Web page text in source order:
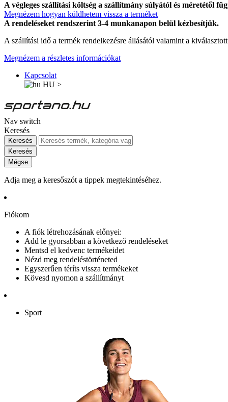
A végleges szállítási költség a szállítmány súlyától és méretétől
Megnézem hogyan küldhetem vissza a terméket
A rendeléseket rendszerint 3-4 munkanapon belül kézbesítjük.
A szállítási idő a termék rendelkezésre állásától valamint a
Megnézem a részletes információkat
Kapcsolat
HU >
Nav switch
Keresés
Keresés
Keresés
Mégse
Adja meg a keresőszót a tippek megtekintéséhez.
Fiókom
A fiók létrehozásának előnyei:
Add le gyorsabban a következő rendeléseket
Mentsd el kedvenc termékeidet
Nézd meg rendeléstörténeted
Egyszerűen téríts vissza termékeket
Kövesd nyomon a szállítmányt
Sport